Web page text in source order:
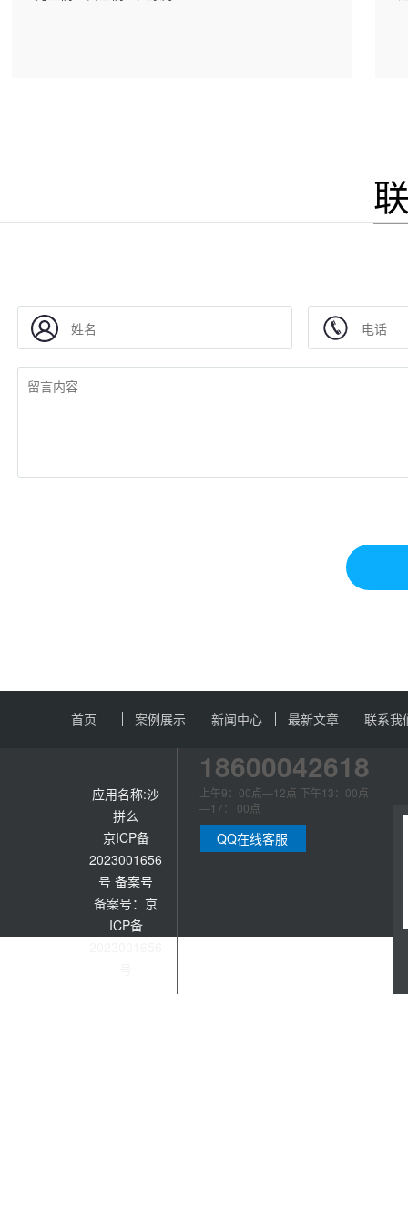
首页 案例展示 新闻中心 最新文章 联系我
应用名称:沙
拼么
京ICP备
2023001656
号备案号
备案号：京
ICP备
18600042618
上午9：00点—12点 下午13：00点
—17： 00点
QQ在线客服